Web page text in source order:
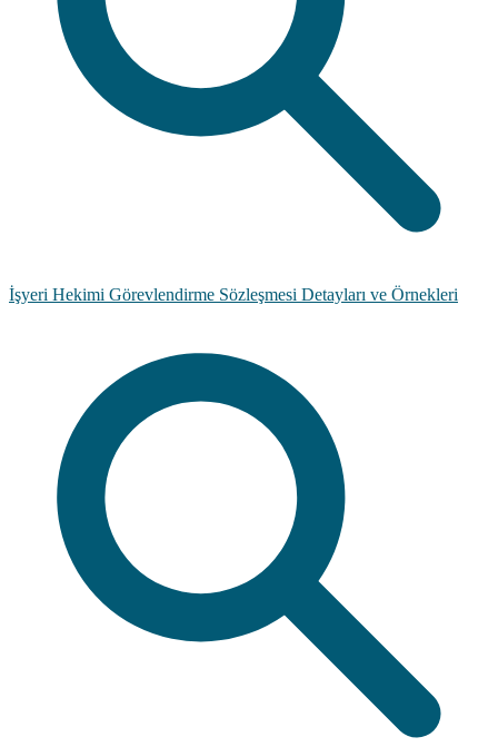
İşyeri Hekimi Görevlendirme Sözleşmesi Detayları ve Örnekleri